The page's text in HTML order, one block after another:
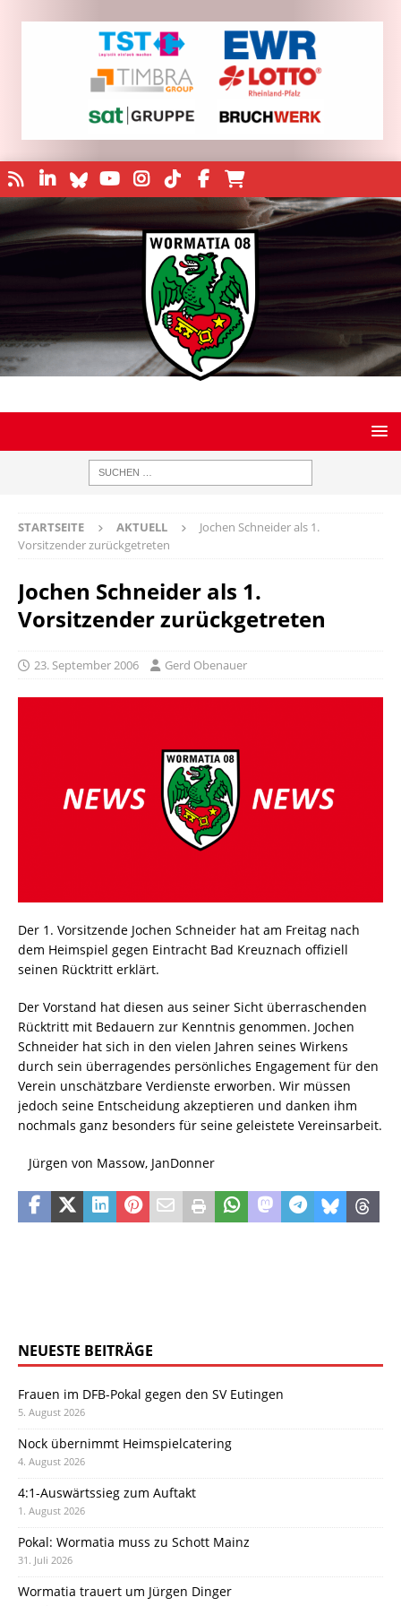
STARTSEITE AKTUELL
Jochen Schneider als 1.
Vorsitzender zurückgetreten
Jochen Schneider als 1.
Vorsitzender zurückgetreten
23. September 2006 Gerd Obenauer
Der 1. Vorsitzende Jochen Schneider hat am Freitag nach
dem Heimspiel gegen Eintracht Bad Kreuznach offiziell
seinen Rücktritt erklärt.
Der Vorstand hat diesen aus seiner Sicht überraschenden
Rücktritt mit Bedauern zur Kenntnis genommen. Jochen
Schneider hat sich in den vielen Jahren seines Wirkens
durch sein überragendes persönliches Engagement für den
Verein unschätzbare Verdienste erworben. Wir müssen
jedoch seine Entscheidung akzeptieren und danken ihm
nochmals ganz besonders für seine geleistete Vereinsarbeit.
Jürgen von Massow, JanDonner
NEUESTE BEITRÄGE
Frauen im DFB-Pokal gegen den SV Eutingen
5. August 2026
Nock übernimmt Heimspielcatering
4. August 2026
4:1-Auswärtssieg zum Auftakt
1. August 2026
Pokal: Wormatia muss zu Schott Mainz
31. Juli 2026
Wormatia trauert um Jürgen Dinger